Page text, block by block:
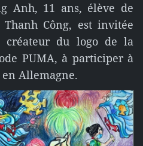
Anh, 11 ans, élève de
Công, est invitée
du logo de la
PUMA, à participer à
Allemagne.